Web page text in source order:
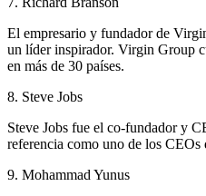
El empresario y fundador de
un líder inspirador. Virgin Group
en más de 30 países.
8. Steve Jobs
Steve Jobs fue el co-fundador y
referencia como uno de los
9. Mohammad Yunus